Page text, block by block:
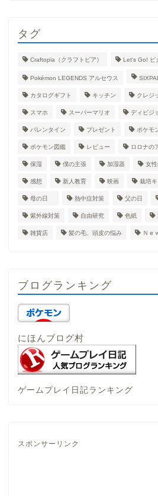
タグ
Craftopia（クラフトピア） Let's Go! ピ
Pokémon LEGENDS アルセウス
カタログギフト キッチン クレジ
スマホ スーパーマリオ ディビジ
バレンタイン プレゼント ポケモ
ポケモン図鑑 レビュー ロロナの
保湿 僕の主張 加湿器 女
感想 新人教育 映画 栽培キ
母の日 熱中症対策 父の日
紫外線対策 自由研究 色紙
雑貨店 髪の毛、頭皮の悩み Ｎｅ
ブログランキング
にほんブログ村
ゲームプレイ日記ランキング